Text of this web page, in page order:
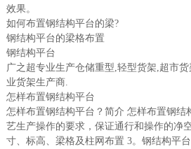
效果。
如何布置钢结构平台的梁?
钢结构平台的梁格布置
钢结构平台
广之超专业生产仓储重型,轻型货架,超市
业货架生产商.
怎样布置钢结构平台
怎样布置钢结构平台？简介 怎样布置钢结
艺生产操作的要求，保证通行和操作的净
寸、标高、梁格及柱网布置 3。钢结构平台